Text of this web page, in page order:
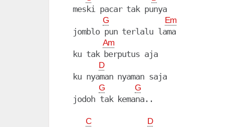
  meski pacar tak punya
G Em
  jomblo pun terlalu lama
Am
  ku tak berputus aja
D
  ku nyaman nyaman saja
G G
  jodoh tak kemana..
C D